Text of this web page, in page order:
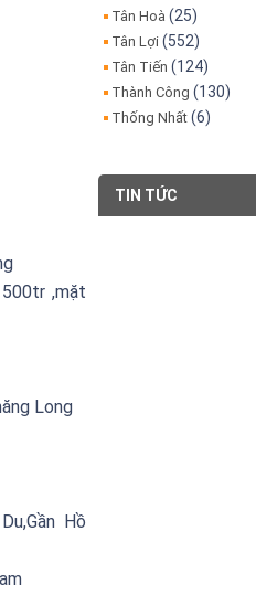
,mặt
Long
Hồ
Tân Hoà (25)
Tân Lợi (552)
Tân Tiến (124)
Thành Công (130)
Thống Nhất (6)
TIN TỨC